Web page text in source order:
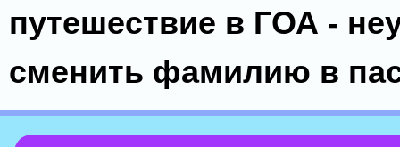
путешествие в ГОА -
сменить фамилию в